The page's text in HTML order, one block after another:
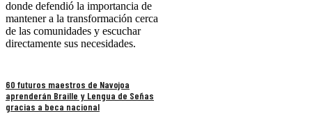
donde defendió la importancia de
mantener a la transformación cerca
de las comunidades y escuchar
directamente sus necesidades.
60 futuros maestros de Navojoa
aprenderán Braille y Lengua de Señas
gracias a beca nacional